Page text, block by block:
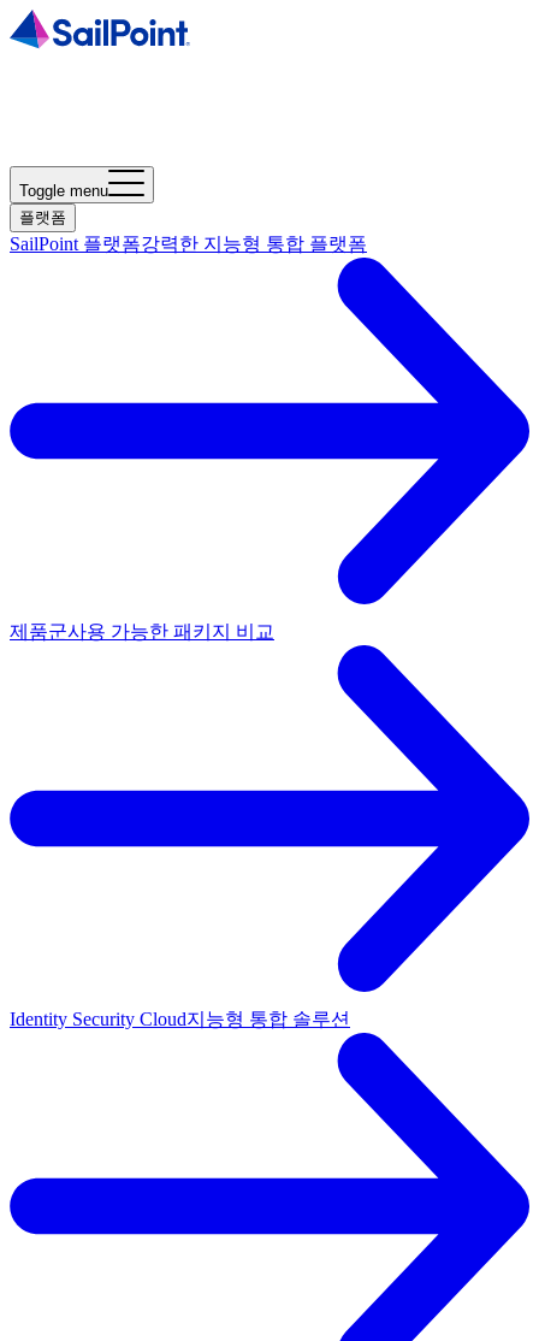
Toggle menu
플랫폼
SailPoint 플랫폼강력한 지능형 통합 플랫폼
제품군사용 가능한 패키지 비교
Identity Security Cloud지능형 통합 솔루션